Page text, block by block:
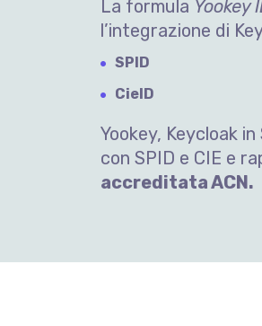
La formula Yookey
l’integrazione di
SPID
CieID
Yookey, Keycloak
con SPID e CIE e
accreditata ACN.